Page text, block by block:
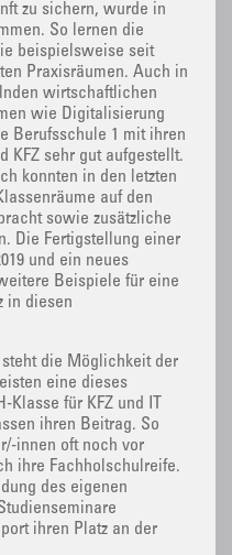
zu sichern, wurde in
So lernen die
beispielsweise seit
Praxisräumen. Auch in
wirtschaftlichen
wie Digitalisierung
Berufsschule 1 mit ihren
KFZ sehr gut aufgestellt.
konnten in den letzten
auf den
sowie zusätzliche
Die Fertigstellung einer
und ein neues
Beispiele für eine
in diesen
die Möglichkeit der
eine dieses
für KFZ und IT
ihren Beitrag. So
innen oft noch vor
ihre Fachholschulreife.
des eigenen
ihren Platz an der